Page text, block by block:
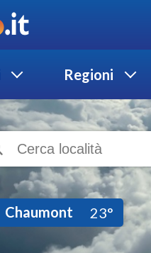
Regioni
Chaumont 23°